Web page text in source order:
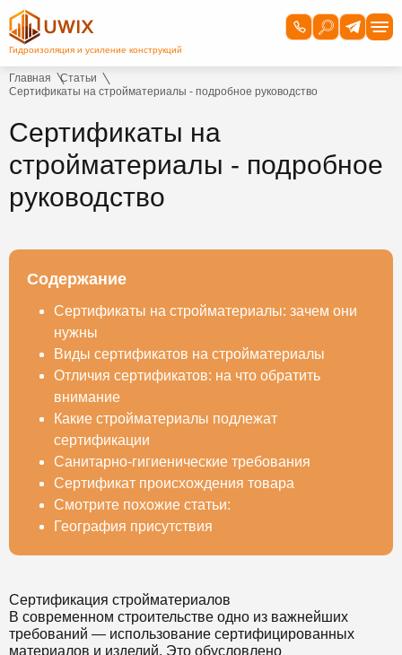
Главная
Статьи
Сертификаты на стройматериалы - подробное руководство
Сертификаты на
стройматериалы - подробное
руководство
Содержание
Сертификаты на стройматериалы: зачем они
нужны
Виды сертификатов на стройматериалы
Отличия сертификатов: на что обратить
внимание
Какие стройматериалы подлежат
сертификации
Санитарно-гигиенические требования
Сертификат происхождения товара
Смотрите похожие статьи:
География присутствия
Сертификация стройматериалов
В современном строительстве одно из важнейших
требований — использование сертифицированных
материалов и изделий. Это обусловлено